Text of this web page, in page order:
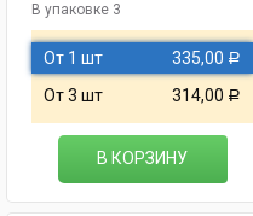
В упаковке 3
От 1 шт 335,00 Р
От 3 шт 314,00 Р
В КОРЗИНУ